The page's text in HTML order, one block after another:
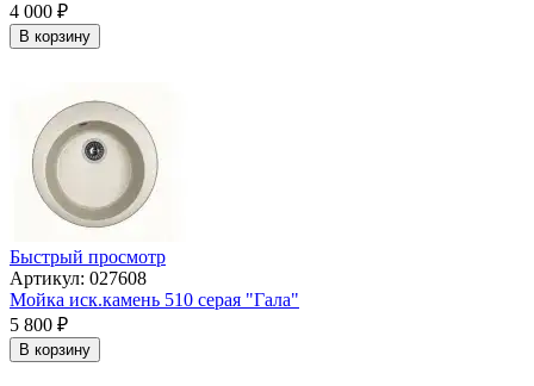
4 000 ₽
В корзину
Быстрый просмотр
Артикул: 027608
Мойка иск.камень 510 серая "Гала"
5 800 ₽
В корзину